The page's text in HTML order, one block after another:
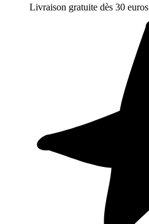
Livraison gratuite dès 30 euros